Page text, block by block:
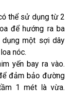
thể sử dụng từ 2
để hướng ra ba
một sợi dây
nóc.
yến bay ra vào.
đảm bảo đường
1 mét là vừa.